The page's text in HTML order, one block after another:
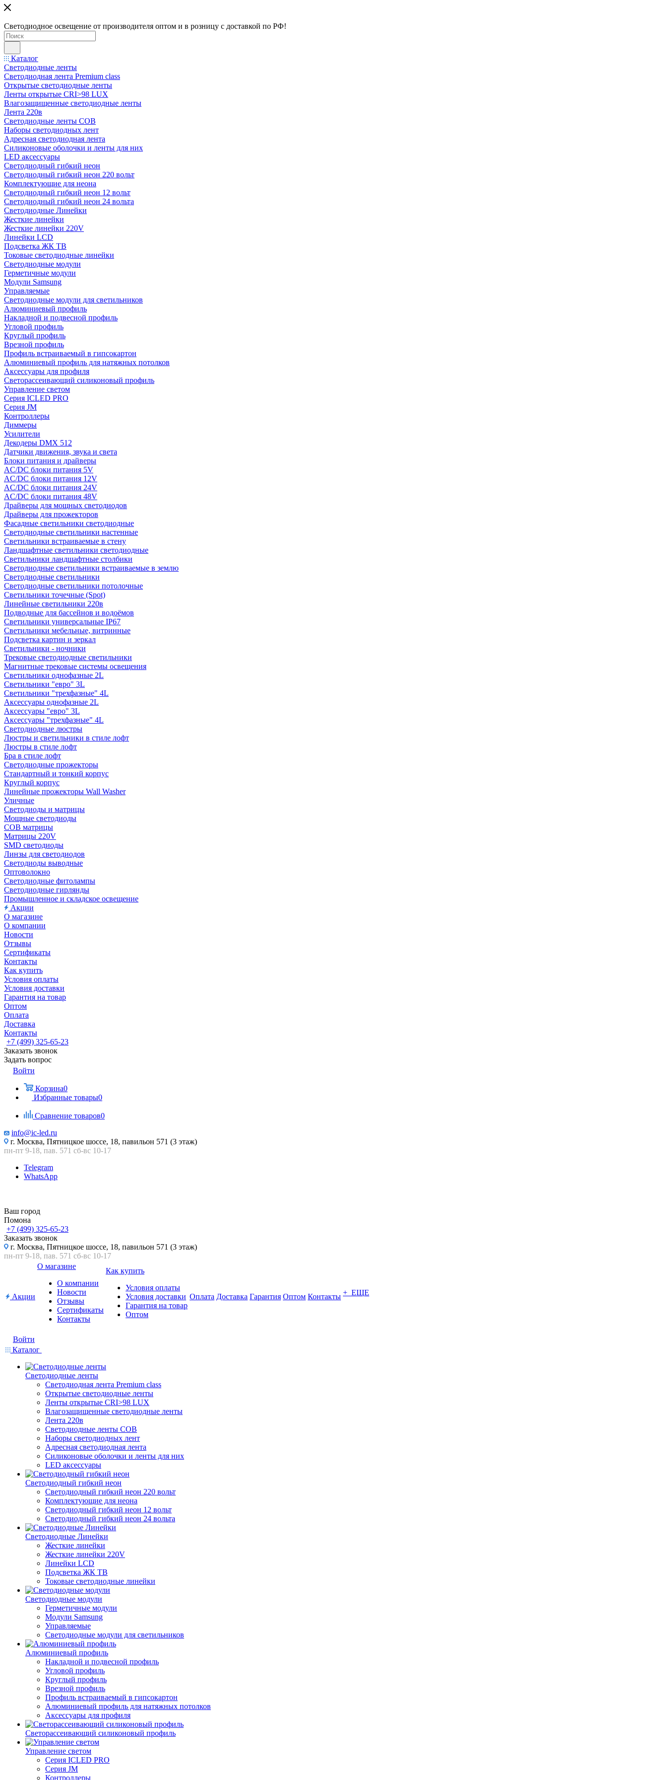
Светодиодное освещение от производителя оптом и в розницу с доставкой по РФ!
Каталог
Светодиодные ленты
Светодиодная лента Premium class
Открытые светодиодные ленты
Ленты открытые CRI>98 LUX
Влагозащищенные светодиодные ленты
Лента 220в
Светодиодные ленты COB
Наборы светодиодных лент
Адресная светодиодная лента
Силиконовые оболочки и ленты для них
LED аксессуары
Светодиодный гибкий неон
Светодиодный гибкий неон 220 вольт
Комплектующие для неона
Светодиодный гибкий неон 12 вольт
Светодиодный гибкий неон 24 вольта
Светодиодные Линейки
Жесткие линейки
Жесткие линейки 220V
Линейки LCD
Подсветка ЖК ТВ
Токовые светодиодные линейки
Светодиодные модули
Герметичные модули
Модули Samsung
Управляемые
Светодиодные модули для светильников
Алюминиевый профиль
Накладной и подвесной профиль
Угловой профиль
Круглый профиль
Врезной профиль
Профиль встраиваемый в гипсокартон
Алюминиевый профиль для натяжных потолков
Аксессуары для профиля
Светорассеивающий силиконовый профиль
Управление светом
Серия ICLED PRO
Серия JM
Контроллеры
Диммеры
Усилители
Декодеры DMX 512
Датчики движения, звука и света
Блоки питания и драйверы
AC/DC блоки питания 5V
AC/DC блоки питания 12V
AC/DC блоки питания 24V
AC/DC блоки питания 48V
Драйверы для мощных светодиодов
Драйверы для прожекторов
Фасадные светильники светодиодные
Светодиодные светильники настенные
Светильники встраиваемые в стену
Ландшафтные светильники светодиодные
Светильники ландшафтные столбики
Светодиодные светильники встраиваемые в землю
Светодиодные светильники
Светодиодные светильники потолочные
Светильники точечные (Spot)
Линейные светильники 220в
Подводные для бассейнов и водоёмов
Светильники универсальные IP67
Светильники мебельные, витринные
Подсветка картин и зеркал
Светильники - ночники
Трековые светодиодные светильники
Магнитные трековые системы освещения
Светильники однофазные 2L
Светильники "евро" 3L
Светильники "трехфазные" 4L
Аксессуары однофазные 2L
Аксессуары "евро" 3L
Аксессуары "трехфазные" 4L
Светодиодные люстры
Люстры и светильники в стиле лофт
Люстры в стиле лофт
Бра в стиле лофт
Светодиодные прожекторы
Стандартный и тонкий корпус
Круглый корпус
Линейные прожекторы Wall Washer
Уличные
Светодиоды и матрицы
Мощные светодиоды
COB матрицы
Матрицы 220V
SMD светодиоды
Линзы для светодиодов
Светодиоды выводные
Оптоволокно
Светодиодные фитолампы
Светодиодные гирлянды
Промышленное и складское освещение
Акции
О магазине
О компании
Новости
Отзывы
Сертификаты
Контакты
Как купить
Условия оплаты
Условия доставки
Гарантия на товар
Оптом
Оплата
Доставка
Контакты
+7 (499) 325-65-23
Заказать звонок
Задать вопрос
Войти
Корзина0
Избранные товары0
Сравнение товаров0
info@ic-led.ru
г. Москва, Пятницкое шоссе, 18, павильон 571 (3 этаж)
пн-пт 9-18, пав. 571 сб-вс 10-17
Telegram
WhatsApp
Ваш город
Помона
+7 (499) 325-65-23
Заказать звонок
г. Москва, Пятницкое шоссе, 18, павильон 571 (3 этаж)
пн-пт 9-18, пав. 571 сб-вс 10-17
Акции
О магазине
О компании
Новости
Отзывы
Сертификаты
Контакты
Как купить
Условия оплаты
Условия доставки
Гарантия на товар
Оптом
Оплата Доставка Гарантия Оптом Контакты + ЕЩЕ
Войти
Каталог
Светодиодные ленты
Светодиодная лента Premium class
Открытые светодиодные ленты
Ленты открытые CRI>98 LUX
Влагозащищенные светодиодные ленты
Лента 220в
Светодиодные ленты COB
Наборы светодиодных лент
Адресная светодиодная лента
Силиконовые оболочки и ленты для них
LED аксессуары
Светодиодный гибкий неон
Светодиодный гибкий неон 220 вольт
Комплектующие для неона
Светодиодный гибкий неон 12 вольт
Светодиодный гибкий неон 24 вольта
Светодиодные Линейки
Жесткие линейки
Жесткие линейки 220V
Линейки LCD
Подсветка ЖК ТВ
Токовые светодиодные линейки
Светодиодные модули
Герметичные модули
Модули Samsung
Управляемые
Светодиодные модули для светильников
Алюминиевый профиль
Накладной и подвесной профиль
Угловой профиль
Круглый профиль
Врезной профиль
Профиль встраиваемый в гипсокартон
Алюминиевый профиль для натяжных потолков
Аксессуары для профиля
Светорассеивающий силиконовый профиль
Управление светом
Серия ICLED PRO
Серия JM
Контроллеры